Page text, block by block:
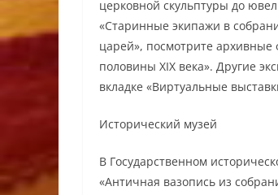
церковной скульптуры до
«Старинные экипажи в
царей», посмотрите архивные
половины XIX века». Другие
вкладке «Виртуальные
Исторический музей
В Государственном
«Античная вазопись из